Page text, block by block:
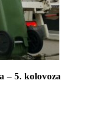
– 5. kolovoza